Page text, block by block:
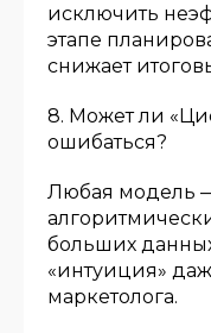
исключить
этапе
снижает
8. Может ли
ошибаться?
Любая модель —
больших
«интуиция»
маркетолога.